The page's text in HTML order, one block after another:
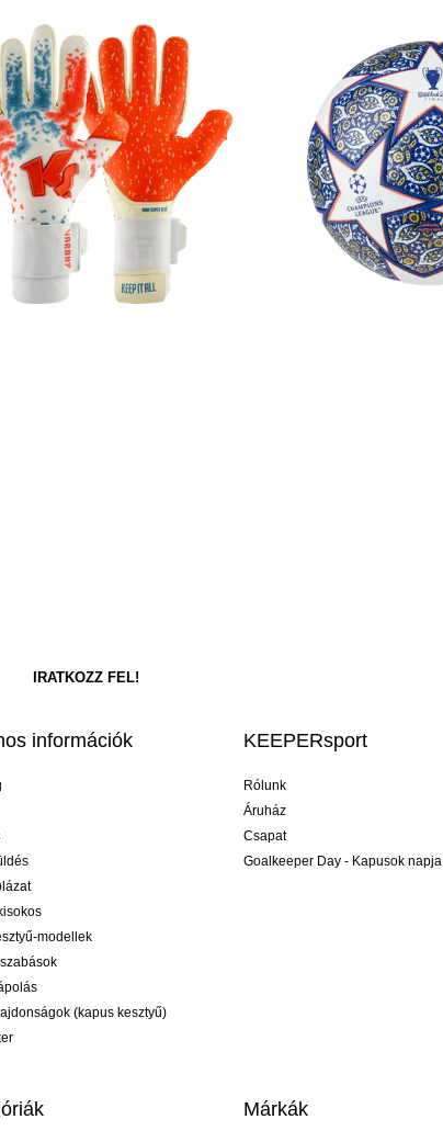
Nike Precision VI Shirt
Nike Park III Short
Classic II Cushion OTC Socks
Precision VI Shirt
Park III Short
Nike Classic II Cushion OTC Socks
Nike Precision VI Shirt
Nike Park III Short
Nike Classic II Cushion OTC Socks
információk
modellek
(kapus kesztyű)
KEEPERsport
Rólunk
Áruház
Csapat
Goalkeeper Day - Kapusok napja
Márkák